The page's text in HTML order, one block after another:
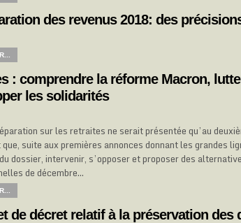
des revenus 2018: des
: comprendre la réforme Macron,
les solidarités
sur les retraites ne serait présentée qu’au
suite aux premières annonces donnant les grandes
dossier, intervenir, s’opposer et proposer des
de décembre…
de décret relatif à la préservation des